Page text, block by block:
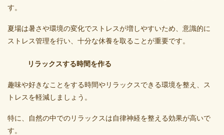
す。
夏場は暑さや環境の変化でストレスが増しやすいため、意識的に
ストレス管理を行い、十分な休養を取ることが重要です。
リラックスする時間を作る
趣味や好きなことをする時間やリラックスできる環境を整え、ス
トレスを軽減しましょう。
特に、自然の中でのリラックスは自律神経を整える効果が高いで
す。